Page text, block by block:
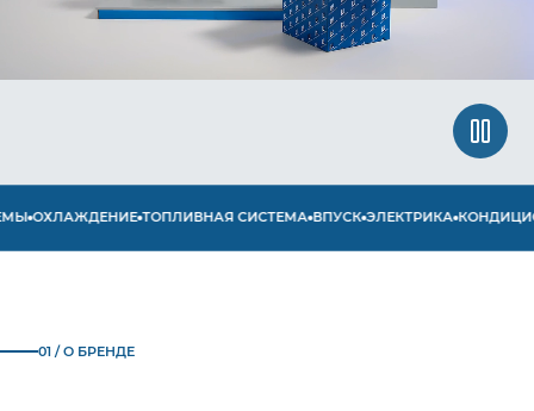
ОХЛАЖДЕНИЕ ТОПЛИВНАЯ СИСТЕМА ВПУСК ЭЛЕКТРИКА
01 / О БРЕНДЕ